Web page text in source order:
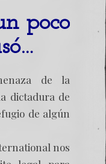
poco
de la
dictadura de
de algún
nos